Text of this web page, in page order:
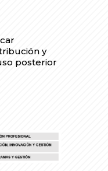
y
posterior